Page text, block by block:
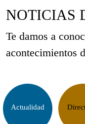
NOTICIAS
Te damos a
acontecimientos
Actualidad